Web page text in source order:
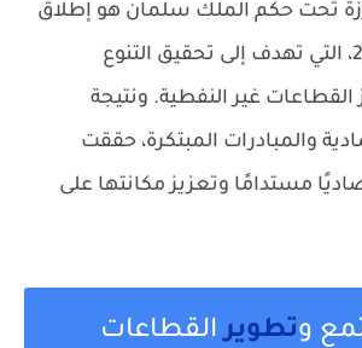
تحت حكم الملك سلمان هو إطلاق
رؤية المملكة 2030، التي تهدف إلى تحقيق التنوع
القطاعات غير النفطية. ونتيجة
والمبادرات المبتكرة، حققت
مستدامًا وتعزيز مكانتها على
وتطويرالقطاعات